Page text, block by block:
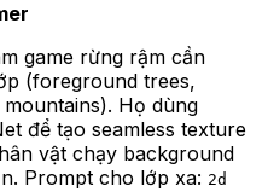
game rừng rậm cần
(foreground trees,
Họ dùng
để tạo seamless texture
vật chạy background
Prompt cho lớp xa: 2d